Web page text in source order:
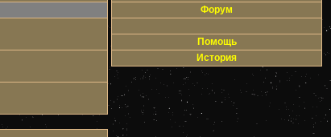
Форум
Помощь
История